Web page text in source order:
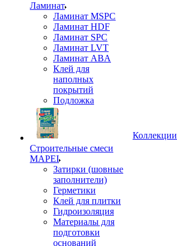
Ламинат
Ламинат MSPC
Ламинат HDF
Ламинат SPC
Ламинат LVT
Ламинат ABA
Клей для
наполных
покрытий
Подложка
Строительные смеси
MAPEI
Затирки (шовные
заполнители)
Герметики
Клей для плитки
Гидроизоляция
Материалы для
подготовки
оснований
Коллекции